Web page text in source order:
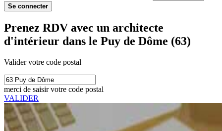
Se connecter
Prenez RDV avec un architecte
d'intérieur dans le Puy de Dôme (63)
Valider votre code postal
merci de saisir votre code postal
VALIDER